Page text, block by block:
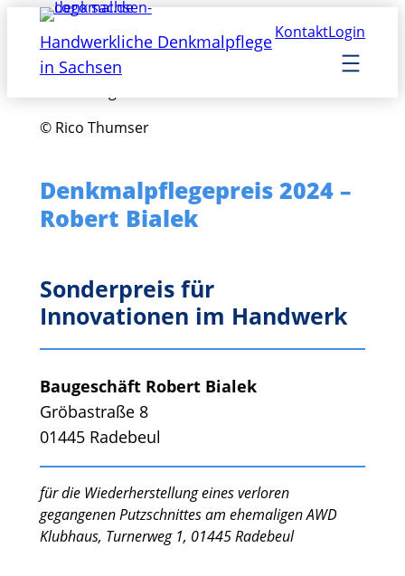
Inhalt
springen
KontaktLogin
Handwerkliche Denkmalpflege
in Sachsen
© Rico Thumser
Denkmalpflegepreis 2024 –
Robert Bialek
Sonderpreis für
Innovationen im Handwerk
Baugeschäft Robert Bialek
Gröbastraße 8
01445 Radebeul
für die Wiederherstellung eines verloren
gegangenen Putzschnittes am ehemaligen AWD
Klubhaus, Turnerweg 1, 01445 Radebeul